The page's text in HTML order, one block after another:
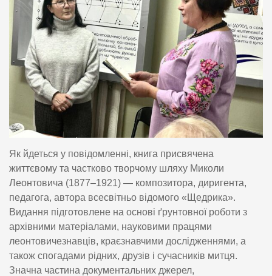
Як йдеться у повідомленні, книга присвячена
життєвому та частково творчому шляху Миколи
Леонтовича (1877–1921) — композитора, диригента,
педагога, автора всесвітньо відомого «Щедрика».
Видання підготовлене на основі ґрунтовної роботи з
архівними матеріалами, науковими працями
леонтовичезнавців, краєзнавчими дослідженнями, а
також спогадами рідних, друзів і сучасників митця.
Значна частина документальних джерел,